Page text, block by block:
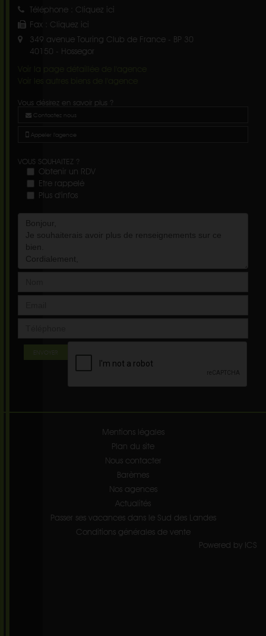
Téléphone : Cliquez ici
Fax : Cliquez ici
349 avenue Touring Club de France - BP 30
40150 - Hossegor
Voir la page détaillée de l'agence
Voir les autres biens de l'agence
Vous désirez en savoir plus ?
Contactez nous
Appeler l'agence
VOUS SOUHAITEZ ?
Obtenir un RDV
Etre rappelé
Plus d'infos
ENVOYER
Mentions légales
Plan du site
Nous contacter
Barèmes
Nos agences
Actualités
Passer ses vacances dans le Sud des Landes
Conditions générales de vente
Powered by ICS